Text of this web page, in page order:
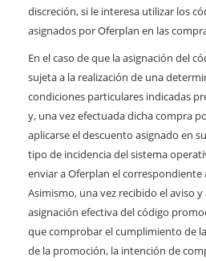
discreción, si le interesa utilizar los
asignados por Oferplan en las
En el caso de que la asignación del
sujeta a la realización de una
condiciones particulares indicadas
y, una vez efectuada dicha compra
aplicarse el descuento asignado en
tipo de incidencia del sistema
enviar a Oferplan el correspondiente
Asimismo, una vez recibido el aviso
asignación efectiva del código
que comprobar el cumplimiento de
de la promoción, la intención de